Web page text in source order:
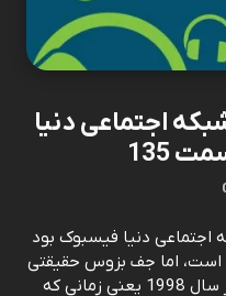
اجتماعی دنیا
135
اجتماعی دنیا فیسبوک بود
است، اما جف بزوس حقیقتی
را فاش کرد که همه متعجب شدند، در سال 1998 یعنی زمانی که